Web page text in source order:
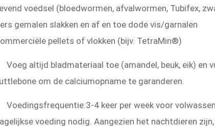
voedsel (bloedwormen, afvalwormen, Tubifex,
gemalen slakken en af en toe dode vis/garnalen
pellets of vlokken (bijv. TetraMin®)
Voeg altijd bladmateriaal toe (amandel, beuk, eik) en
om de calciumopname te garanderen.
Voedingsfrequentie:3-4 keer per week voor
voeding nodig. Aangezien het nachtdieren